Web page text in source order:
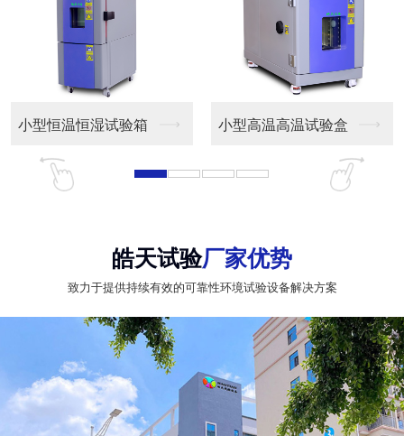
小型恒温恒湿试验箱 小型高温高温试验盒
皓天试验厂家优势
致力于提供持续有效的可靠性环境试验设备解决方案